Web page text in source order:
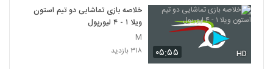
۰۵:۵۵ HD
خلاصه بازی تماشایی دو تیم استون
ویلا ۱ - ۴ لیورپول
M
۳۱۸ بازدید